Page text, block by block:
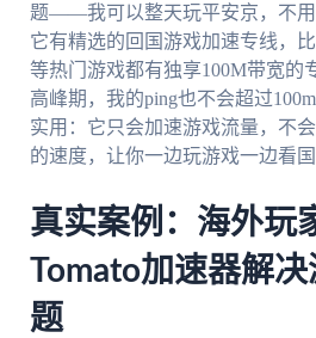
题——我可以整天玩平安京，不用
它有精选的回国游戏加速专线，
等热门游戏都有独享100M带宽的
高峰期，我的ping也不会超过
实用：它只会加速游戏流量，不
的速度，让你一边玩游戏一边看
真实案例：海外玩
Tomato加速器解决
题